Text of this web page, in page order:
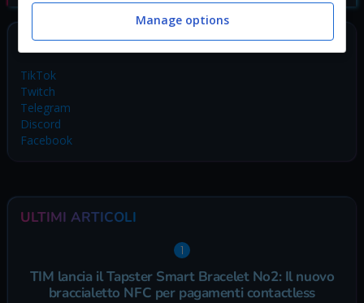
SEGUICI SUI SOCIAL
TikTok
Twitch
Telegram
Discord
Facebook
ULTIMI ARTICOLI
TIM lancia il Tapster Smart Bracelet No2: Il nuovo
braccialetto NFC per pagamenti contactless
Manage options